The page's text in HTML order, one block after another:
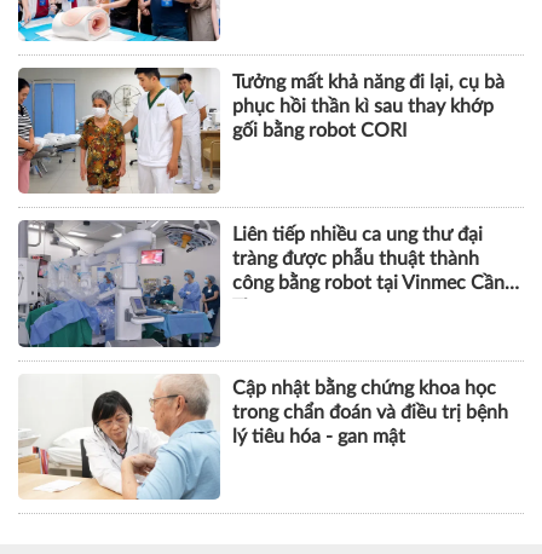
Tưởng mất khả năng đi lại, cụ bà
phục hồi thần kì sau thay khớp
gối bằng robot CORI
Liên tiếp nhiều ca ung thư đại
tràng được phẫu thuật thành
công bằng robot tại Vinmec Cần
Cập nhật bằng chứng khoa học
trong chẩn đoán và điều trị bệnh
lý tiêu hóa - gan mật